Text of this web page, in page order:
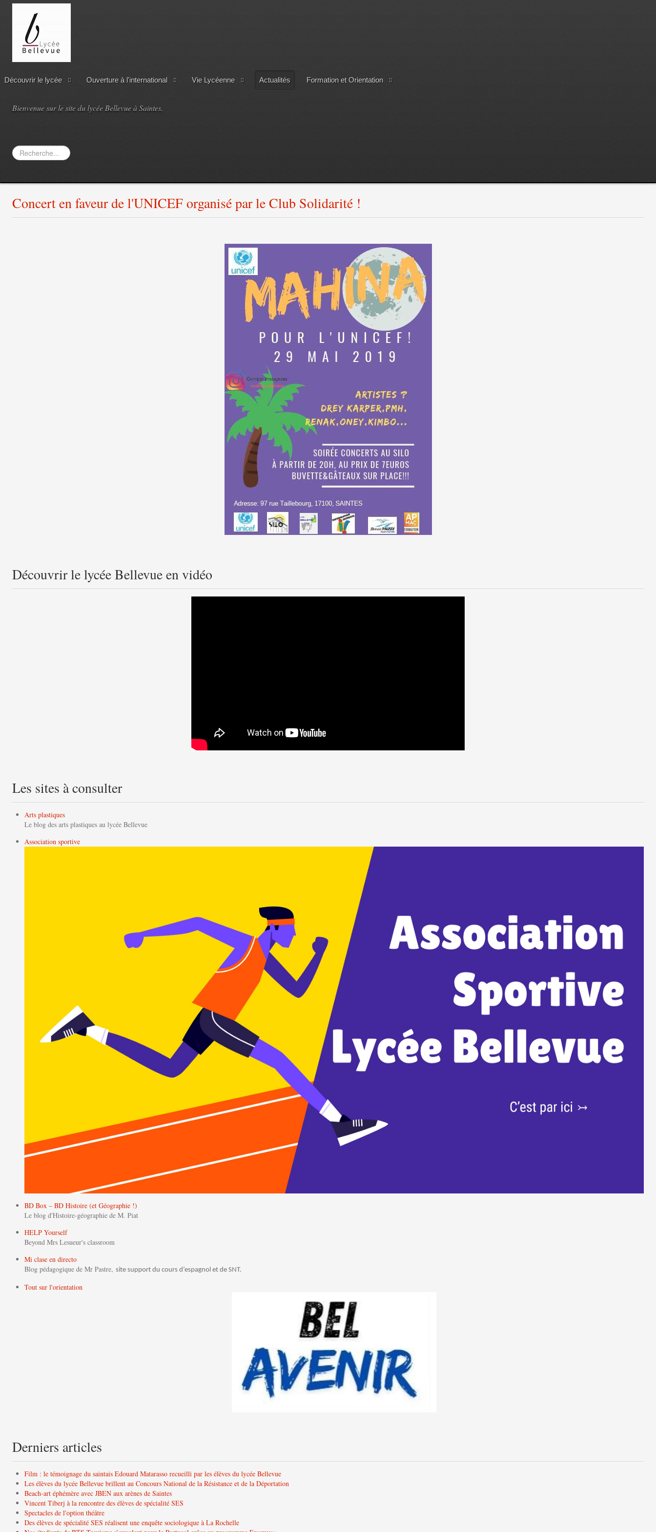
Découvrir le lycée Ouverture à l'international Vie Lycéenne Actualités Formation et Orientation
Bienvenue sur le site du lycée Bellevue à Saintes.
Rechercher
Concert en faveur de l'UNICEF organisé par le Club Solidarité !
Découvrir le lycée Bellevue en vidéo
Les sites à consulter
Arts plastiques
Le blog des arts plastiques au lycée Bellevue
Association sportive
BD Box – BD Histoire (et Géographie !)
Le blog d'Histoire-géographie de M. Piat
HELP Yourself
Beyond Mrs Lesueur's classroom
Mi clase en directo
Blog pédagogique de Mr Pastre, site support du cours d’espagnol et de SNT.
Tout sur l'orientation
Derniers articles
Film : le témoignage du saintais Edouard Matarasso recueilli par les élèves du lycée Bellevue
Les élèves du lycée Bellevue brillent au Concours National de la Résistance et de la Déportation
Beach-art éphémère avec JBEN aux arènes de Saintes
Vincent Tiberj à la rencontre des élèves de spécialité SES
Spectacles de l'option théâtre
Des élèves de spécialité SES réalisent une enquête sociologique à La Rochelle